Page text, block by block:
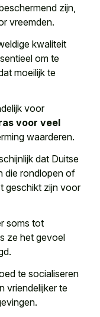
zijn,
vreemden.
kwaliteit
om te
moeilijk te
voor
voor veel
waarderen.
dat Duitse
die rondlopen of
geschikt zijn voor
soms tot
ze het gevoel
te socialiseren
vriendelijker te